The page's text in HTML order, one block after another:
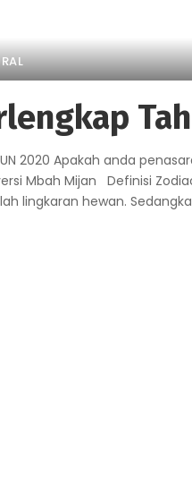
2020 Apakah anda
Mbah Mijan Definisi
lingkaran hewan.